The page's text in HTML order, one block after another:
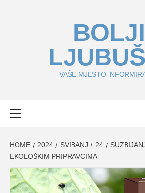
BOLJI
VAŠE MJESTO
HOME 2024 SVIBANJ 24
EKOLOŠKIM PRIPRAVCIMA